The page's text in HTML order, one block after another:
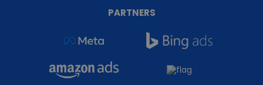
PARTNERS